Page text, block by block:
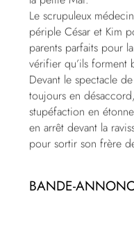
Le scrupuleux
périple César et Kim
parents parfaits pour
vérifier qu’ils
Devant le spectacle
toujours en
stupéfaction en
en arrêt devant la
pour sortir son frère
BANDE-